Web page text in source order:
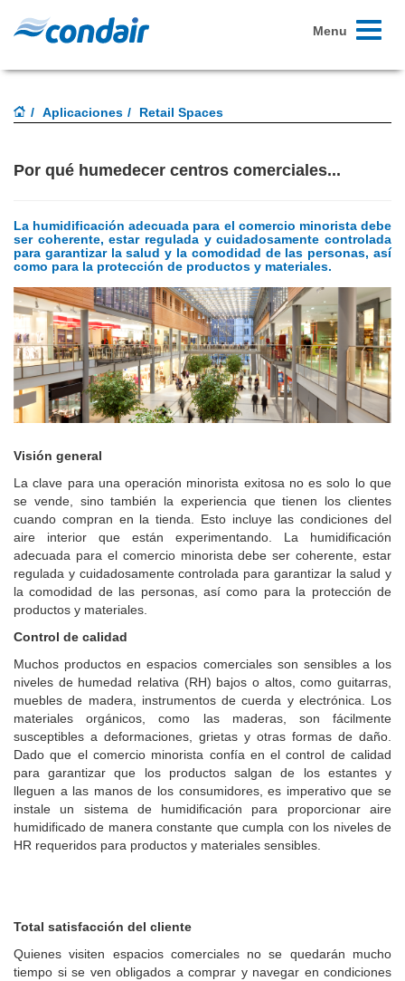
Toggle
Menu
Aplicaciones Retail Spaces
Por qué humedecer centros comerciales...
La humidificación adecuada para el comercio minorista debe
ser coherente, estar regulada y cuidadosamente controlada
para garantizar la salud y la comodidad de las personas, así
como para la protección de productos y materiales.
Visión general
La clave para una operación minorista exitosa no es solo lo que
se vende, sino también la experiencia que tienen los clientes
cuando compran en la tienda. Esto incluye las condiciones del
aire interior que están experimentando. La humidificación
adecuada para el comercio minorista debe ser coherente, estar
regulada y cuidadosamente controlada para garantizar la salud y
la comodidad de las personas, así como para la protección de
productos y materiales.
Control de calidad
Muchos productos en espacios comerciales son sensibles a los
niveles de humedad relativa (RH) bajos o altos, como guitarras,
muebles de madera, instrumentos de cuerda y electrónica. Los
materiales orgánicos, como las maderas, son fácilmente
susceptibles a deformaciones, grietas y otras formas de daño.
Dado que el comercio minorista confía en el control de calidad
para garantizar que los productos salgan de los estantes y
lleguen a las manos de los consumidores, es imperativo que se
instale un sistema de humidificación para proporcionar aire
humidificado de manera constante que cumpla con los niveles de
HR requeridos para productos y materiales sensibles.
Total satisfacción del cliente
Quienes visiten espacios comerciales no se quedarán mucho
tiempo si se ven obligados a comprar y navegar en condiciones